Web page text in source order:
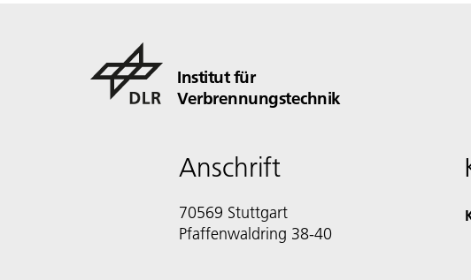
Institut für
Verbrennungstechnik
Anschrift
70569 Stuttgart
Pfaffenwaldring 38-40